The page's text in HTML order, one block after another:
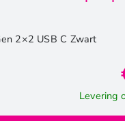
2×2 USB C Zwart
Levering